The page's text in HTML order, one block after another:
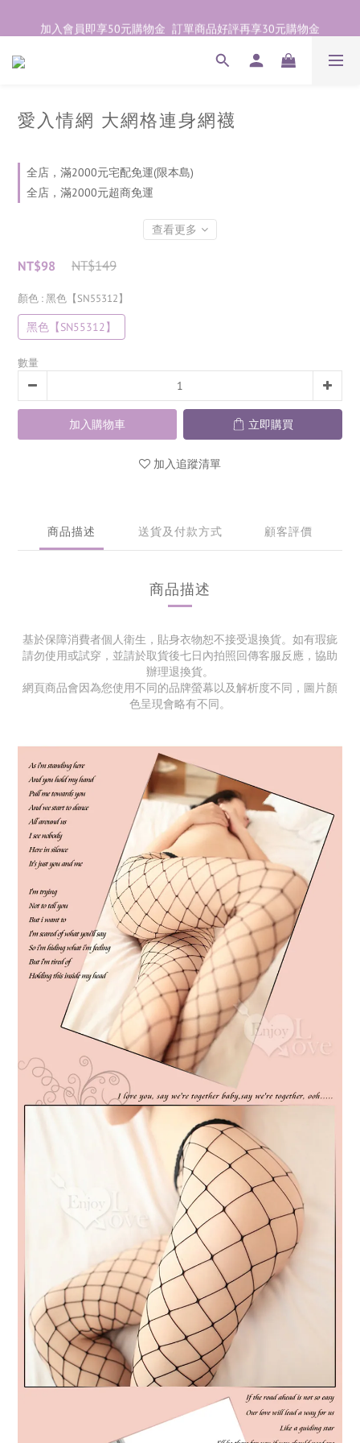
歡迎點右下紫色💬諮詢線上親密顧問
愛入情網 大網格連身網襪
全店，滿2000元宅配免運(限本島)
全店，滿2000元超商免運
查看更多
NT$98 NT$149
顏色 : 黑色【SN55312】
黑色【SN55312】
數量
加入購物車 立即購買
加入追蹤清單
商品描述 送貨及付款方式 顧客評價
商品描述
基於保障消費者個人衛生，貼身衣物恕不接受退換貨。如有瑕疵
請勿使用或試穿，並請於取貨後七日內拍照回傳客服反應，協助
辦理退換貨。
網頁商品會因為您使用不同的品牌螢幕以及解析度不同，圖片顏
色呈現會略有不同。